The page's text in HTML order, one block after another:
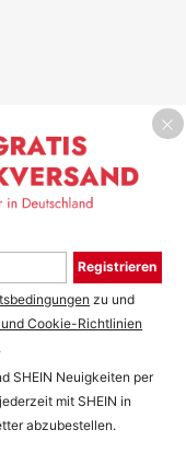
Registrieren
zu und
Cookie-Richtlinien
SHEIN Neuigkeiten per
mit SHEIN in
abzubestellen.